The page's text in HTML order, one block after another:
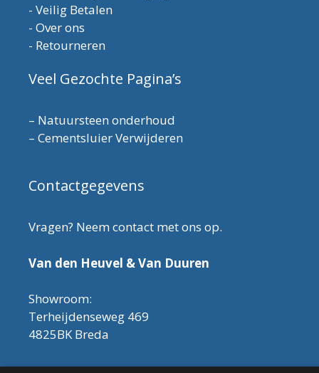
- Veilig Betalen
- Over ons
- Retourneren
Veel Gezochte Pagina’s
– Natuursteen onderhoud
– Cementsluier Verwijderen
Contactgegevens
Vragen? Neem contact met ons op.
Van den Heuvel & Van Duuren
Showroom:
Terheijdenseweg 469
4825BK Breda